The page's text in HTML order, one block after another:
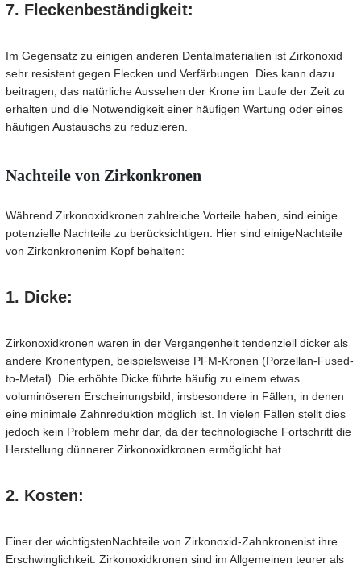
7. Fleckenbeständigkeit:
Im Gegensatz zu einigen anderen Dentalmaterialien ist Zirkonoxid
sehr resistent gegen Flecken und Verfärbungen. Dies kann dazu
beitragen, das natürliche Aussehen der Krone im Laufe der Zeit zu
erhalten und die Notwendigkeit einer häufigen Wartung oder eines
häufigen Austauschs zu reduzieren.
Nachteile von Zirkonkronen
Während Zirkonoxidkronen zahlreiche Vorteile haben, sind einige
potenzielle Nachteile zu berücksichtigen. Hier sind einigeNachteile
von Zirkonkronenim Kopf behalten:
1. Dicke:
Zirkonoxidkronen waren in der Vergangenheit tendenziell dicker als
andere Kronentypen, beispielsweise PFM-Kronen (Porzellan-Fused-
to-Metal). Die erhöhte Dicke führte häufig zu einem etwas
voluminöseren Erscheinungsbild, insbesondere in Fällen, in denen
eine minimale Zahnreduktion möglich ist. In vielen Fällen stellt dies
jedoch kein Problem mehr dar, da der technologische Fortschritt die
Herstellung dünnerer Zirkonoxidkronen ermöglicht hat.
2. Kosten:
Einer der wichtigstenNachteile von Zirkonoxid-Zahnkronenist ihre
Erschwinglichkeit. Zirkonoxidkronen sind im Allgemeinen teurer als